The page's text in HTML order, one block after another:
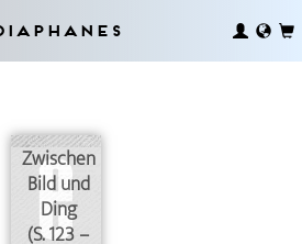
Zwischen
Bild und
Ding
(S. 123 –